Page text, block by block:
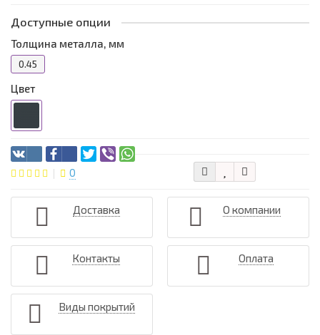
Доступные опции
Толщина металла, мм
0.45
Цвет
0
Доставка О компании
Контакты Оплата
Виды покрытий